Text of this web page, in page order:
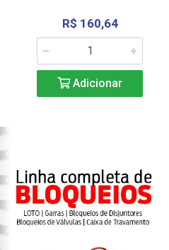
R$ 160,64
Adicionar